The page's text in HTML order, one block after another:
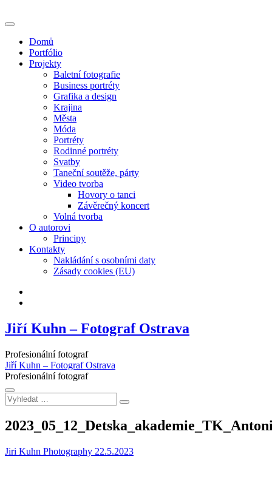
to
Domů
Portfólio
Projekty
Baletní fotografie
Business portréty
Grafika a design
Krajina
Města
Móda
Portréty
Rodinné portréty
Svatby
Taneční soutěže, párty
Video tvorba
Hovory o tanci
Závěrečný koncert
Volná tvorba
O autorovi
Principy
Kontakty
Nakládání s osobními daty
Zásady cookies (EU)
Jiří Kuhn – Fotograf Ostrava
Profesionální fotograf
Jiří Kuhn – Fotograf Ostrava
Profesionální fotograf
Vyhledat
…
Jiri Kuhn Photography 22.5.2023